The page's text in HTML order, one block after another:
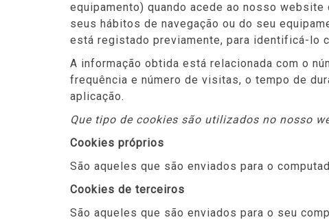
equipamento) quando acede ao nosso
seus hábitos de navegação ou do seu
está registado previamente, para identificá-lo
A informação obtida está relacionada com o
frequência e número de visitas, o tempo de
aplicação.
Que tipo de cookies são utilizados no nosso
Cookies próprios
São aqueles que são enviados para o
Cookies de terceiros
São aqueles que são enviados para o seu